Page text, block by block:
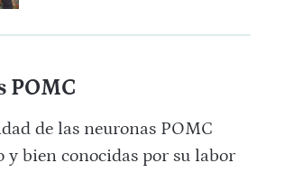
POMC
de las neuronas POMC
bien conocidas por su labor